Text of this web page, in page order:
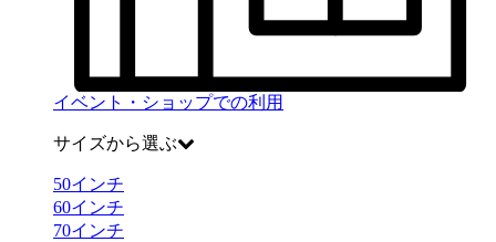
イベント・ショップでの利用
サイズから選ぶ
50インチ
60インチ
70インチ